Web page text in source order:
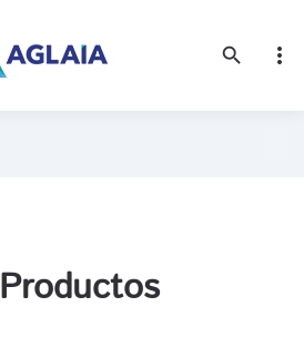
search more_vert
Productos